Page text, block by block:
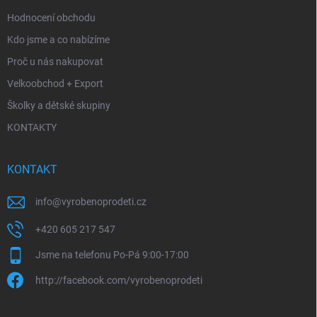
Hodnocení obchodu
Kdo jsme a co nabízíme
Proč u nás nakupovat
Velkoobchod + Export
Školky a dětské skupiny
KONTAKTY
KONTAKT
info@vyrobenoprodeti.cz
+420 605 217 547
Jsme na telefonu Po-Pá 9:00-17:00
http://facebook.com/vyrobenoprodeti